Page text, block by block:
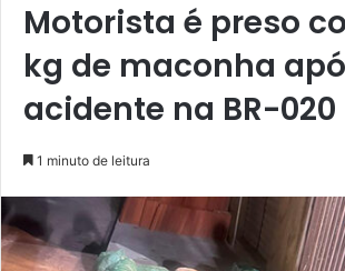
Motorista é preso
kg de maconha
acidente na BR-
1 minuto de leitura